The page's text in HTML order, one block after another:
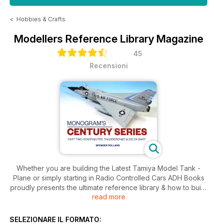
< Hobbies & Crafts
Modellers Reference Library Magazine
45
Recensioni
Whether you are building the Latest Tamiya Model Tank -
Plane or simply starting in Radio Controlled Cars ADH Books
proudly presents the ultimate reference library & how to build
catalogue for Modellers of all types and ages.
Covering Hobbies including Plastic Modelling of Military,
read more
SELEZIONARE IL FORMATO: